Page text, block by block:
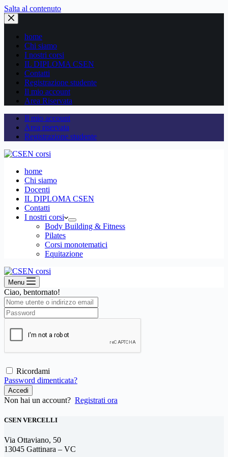
Salta al contenuto
home
Chi siamo
I nostri corsi
IL DIPLOMA CSEN
Contatti
Registrazione studente
Il mio account
Area Riservata
Il mio account
Area riservata
Registrazione studente
home
Chi siamo
Docenti
IL DIPLOMA CSEN
Contatti
I nostri corsi
Body Building & Fitness
Pilates
Corsi monotematici
Equitazione
Menu
Ciao, bentornato!
Ricordami
Password dimenticata?
Accedi
Non hai un account? Registrati ora
CSEN VERCELLI
Via Ottaviano, 50
13045 Gattinara – VC